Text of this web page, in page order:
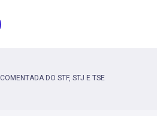
DO STF, STJ E TSE